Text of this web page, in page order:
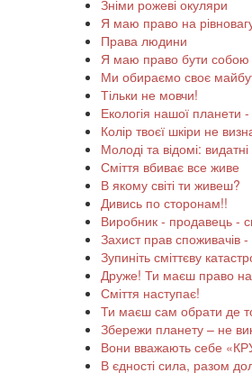
Зніми рожеві окуляри
Я маю право на рівновагу
Права людини
Я маю право бути собою
Ми обираємо своє
Тільки не мовчи!
Екологія нашої планети
Колір твоєї шкіри не
Молоді та відомі: видатні
Сміття вбиває все живе
В якому світі ти живеш?
Дивись по сторонам!!
Виробник - продавець -
Захист прав споживачів
Зупиніть сміттєву
Друже! Ти маєш право на
Сміття наступає!
Ти маєш сам обрати де
Збережи планету – не
Вони вважають себе
В єдності сила, разом